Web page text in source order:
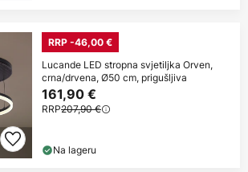
RRP -46,00 €
Lucande LED stropna svjetiljka Orven,
crna/drvena, Ø50 cm, prigušljiva
161,90 €
RRP207,90 €
Na lageru